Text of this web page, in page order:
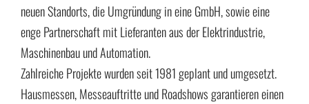
neuen Standorts, die Umgründung in eine GmbH, sowie eine
enge Partnerschaft mit Lieferanten aus der Elektrindustrie,
Maschinenbau und Automation.
Zahlreiche Projekte wurden seit 1981 geplant und umgesetzt.
Hausmessen, Messeauftritte und Roadshows garantieren einen